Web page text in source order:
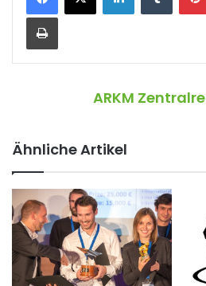
ARKM
Ähnliche Artikel